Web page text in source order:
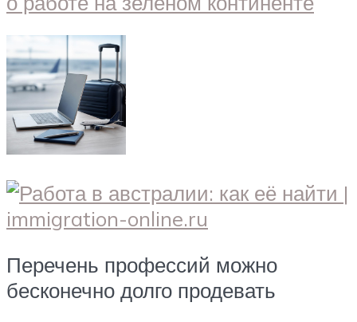
Перечень профессий можно
бесконечно долго продевать